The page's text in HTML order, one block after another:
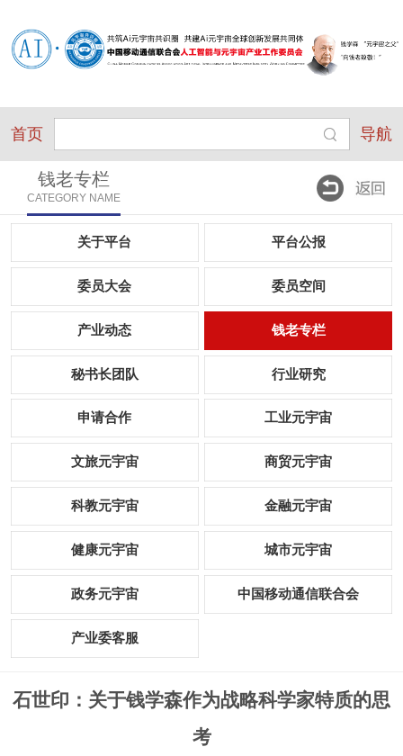
首页 导航
钱老专栏
CATEGORY NAME
关于平台 平台公报
委员大会 委员空间
产业动态 钱老专栏
秘书长团队 行业研究
申请合作 工业元宇宙
文旅元宇宙 商贸元宇宙
科教元宇宙 金融元宇宙
健康元宇宙 城市元宇宙
政务元宇宙 中国移动通信联合会
产业委客服
石世印：关于钱学森作为战略科学家特质的思
考